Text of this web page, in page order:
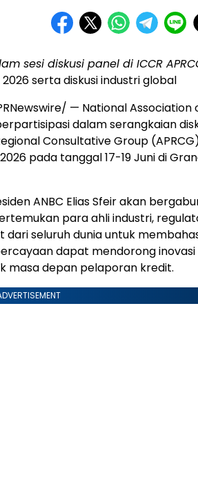
sesi diskusi panel di ICCR
serta diskusi industri global
— National Association
dalam serangkaian
Consultative Group
pada tanggal 17-19 Juni di
ANBC Elias Sfeir akan
para ahli industri,
seluruh dunia untuk
dapat mendorong inovasi
masa depan pelaporan kredit.